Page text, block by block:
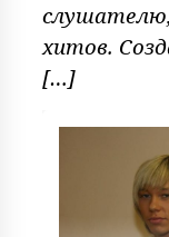
хитов.
[…]